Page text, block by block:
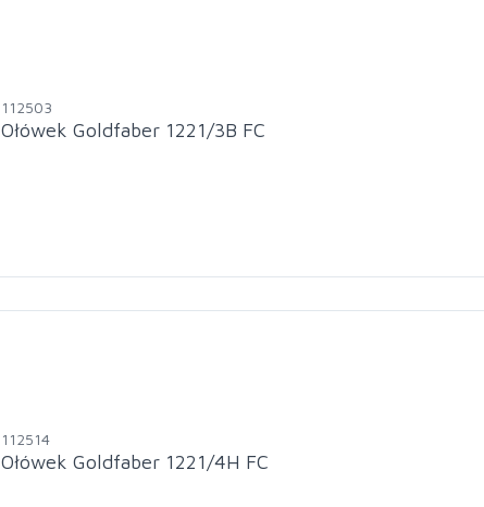
112503
Ołówek Goldfaber 1221/3B FC
112514
Ołówek Goldfaber 1221/4H FC